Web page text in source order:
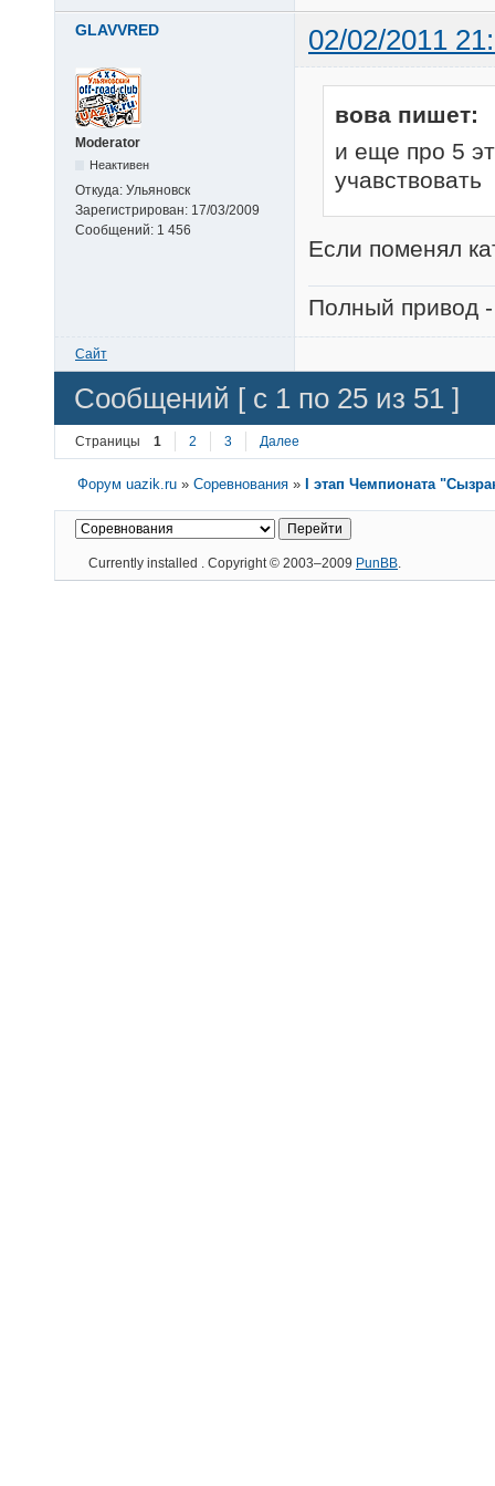
GLAVVRED 02/02/2011
Moderator
Неактивен
Откуда: Ульяновск
Зарегистрирован: 17/03/2009
Сообщений: 1 456
вова пишет:
и еще про 5
учавствовать
Если поменял
Полный привод
Сайт
Сообщений [ с 1 по 25 из 51 ]
Страницы 1 2 3 Далее
Форум uazik.ru » Соревнования » I этап Чемпионата
Currently installed . Copyright © 2003–2009 PunBB.